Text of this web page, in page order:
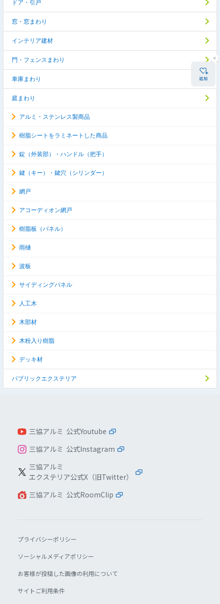
ドア・引戸
窓・窓まわり
インテリア建材
門・フェンスまわり
車庫まわり
庭まわり
アルミ・ステンレス製商品
樹脂シートをラミネートした商品
錠（外装部）・ハンドル（把手）
鍵（キー）・鍵穴（シリンダー）
網戸
アコーディオン網戸
樹脂板（パネル）
雨樋
波板
サイディングパネル
人工木
木部材
木粉入り樹脂
デッキ材
パブリックエクステリア
三協アルミ 公式Youtube
三協アルミ 公式Instagram
三協アルミ
エクステリア公式X（旧Twitter）
三協アルミ 公式RoomClip
プライバシーポリシー
ソーシャルメディアポリシー
お客様が投稿した画像の利用について
サイトご利用条件